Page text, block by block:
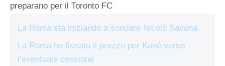
preparano per il Toronto FC
La Roma sta iniziando a sondare Nicolò Savona
La Roma ha fissato il prezzo per Koné verso
l’eventuale cessione